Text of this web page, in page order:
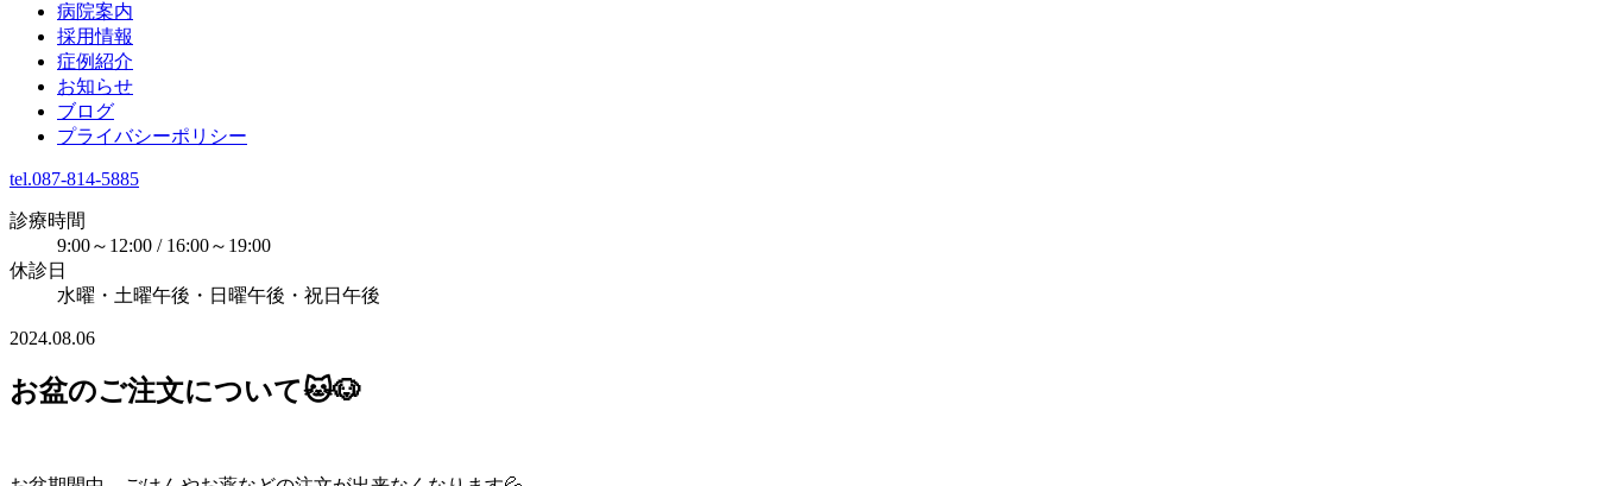
病院案内
採用情報
症例紹介
お知らせ
ブログ
プライバシーポリシー
tel.087-814-5885
診療時間
9:00～12:00 / 16:00～19:00
休診日
水曜・土曜午後・日曜午後・祝日午後
2024.08.06
お盆のご注文について🐱🐶